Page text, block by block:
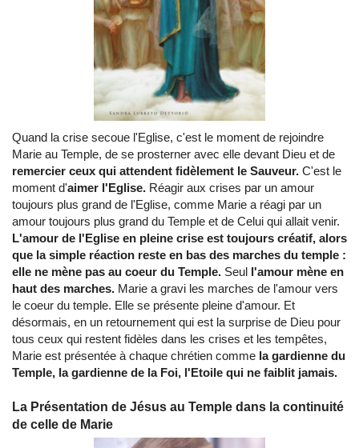
Quand la crise secoue l'Eglise, c'est le moment de rejoindre
Marie au Temple, de se prosterner avec elle devant Dieu et de
remercier ceux qui attendent fidèlement le Sauveur. C'est le
moment d'aimer l'Eglise. Réagir aux crises par un amour
toujours plus grand de l'Eglise, comme Marie a réagi par un
amour toujours plus grand du Temple et de Celui qui allait venir.
L'amour de l'Eglise en pleine crise est toujours créatif, alors
que la simple réaction reste en bas des marches du temple :
elle ne mène pas au coeur du Temple. Seul l'amour mène en
haut des marches. Marie a gravi les marches de l'amour vers
le coeur du temple. Elle se présente pleine d'amour. Et
désormais, en un retournement qui est la surprise de Dieu pour
tous ceux qui restent fidèles dans les crises et les tempêtes,
Marie est présentée à chaque chrétien comme la gardienne du
Temple, la gardienne de la Foi, l'Etoile qui ne faiblit jamais.
La Présentation de Jésus au Temple dans la continuité
de celle de Marie